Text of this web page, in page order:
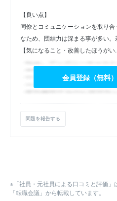
【良い点】
同僚とコミュニケーションを取り
なため、団結力は深まる事が多い。
【気になること・改善したほうがい
会員登録（無料
問題を報告する
※「社員・元社員による口コミと評価
「転職会議」から転載しています。